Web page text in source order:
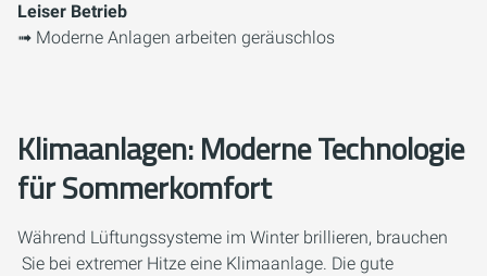
Leiser Betrieb
➟ Moderne Anlagen arbeiten geräuschlos
Klimaanlagen: Moderne Technologie
für Sommerkomfort
Während Lüftungssysteme im Winter brillieren, brauchen
Sie bei extremer Hitze eine Klimaanlage. Die gute